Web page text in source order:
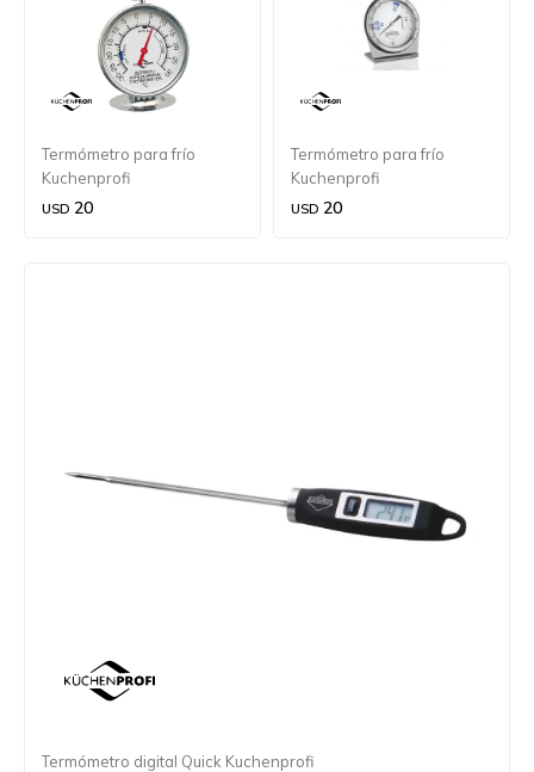
Termómetro para frío
Kuchenprofi
USD 20
Termómetro para frío
Kuchenprofi
USD 20
Termómetro digital Quick Kuchenprofi